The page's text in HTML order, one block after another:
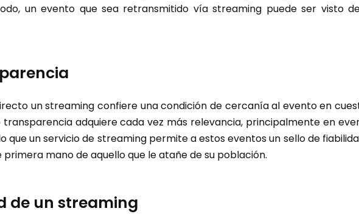
un evento que sea retransmitido vía streaming puede ser visto
un streaming confiere una condición de cercanía al evento en
transparencia adquiere cada vez más relevancia, principalmente en
que un servicio de streaming permite a estos eventos un sello de
mano de aquello que le atañe de su población.
de un streaming